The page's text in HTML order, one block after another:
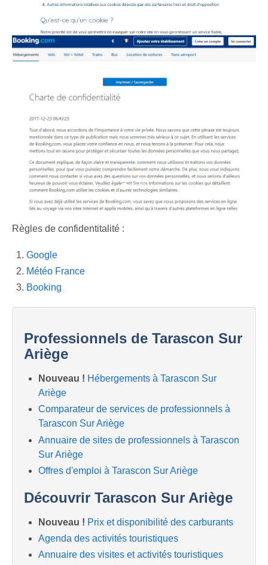
Règles de confidentitalité :
Google
Météo France
Booking
Professionnels de Tarascon Sur
Ariège
Nouveau ! Hébergements à Tarascon Sur
Ariège
Comparateur de services de professionnels à
Tarascon Sur Ariège
Annuaire de sites de professionnels à Tarascon
Sur Ariège
Offres d'emploi à Tarascon Sur Ariège
Découvrir Tarascon Sur Ariège
Nouveau ! Prix et disponibilité des carburants
Agenda des activités touristiques
Annuaire des visites et activités touristiques